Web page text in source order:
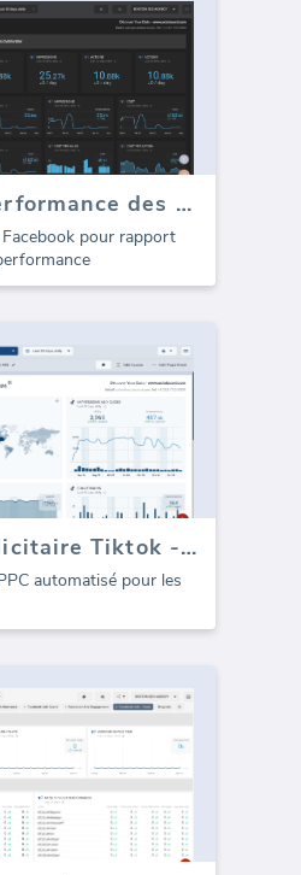
Modèle de performance des publicités Facebook Ads PPC (Rapport)
pour rapport
Rapport publicitaire Tiktok - aperçu
automatisé pour les